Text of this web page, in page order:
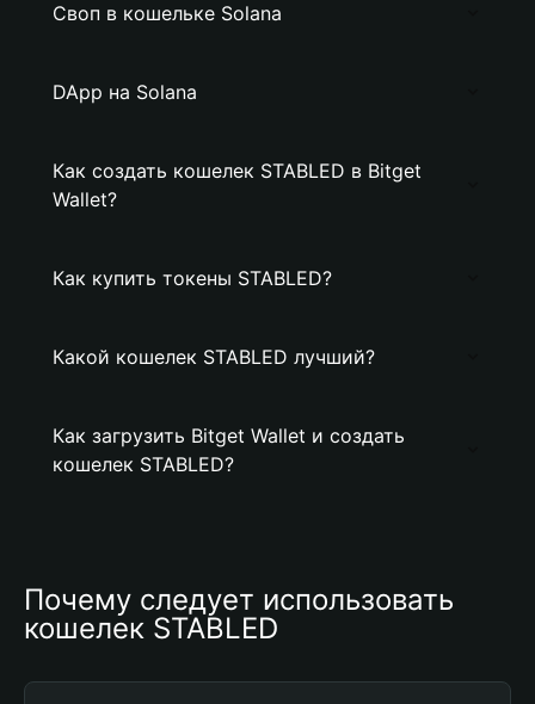
Своп в кошельке Solana
DApp на Solana
Как создать кошелек STABLED в Bitget
Wallet?
Как купить токены STABLED?
Какой кошелек STABLED лучший?
Как загрузить Bitget Wallet и создать
кошелек STABLED?
Почему следует использовать
кошелек STABLED